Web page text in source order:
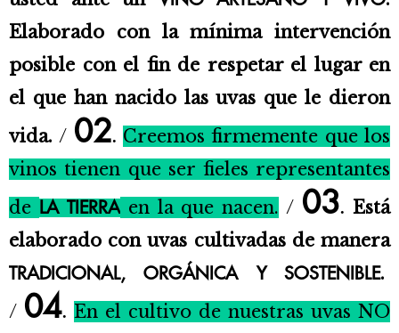
Elaborado con la mínima intervención
posible con el fin de respetar el lugar en
el que han nacido las uvas que le dieron
vida./ 02. Creemos firmemente que los
vinos tienen que ser fieles representantes
de
LA TIERRAen la que nacen. / 03. Está
elaborado con uvas cultivadas de manera
TRADICIONAL, ORGÁNICA Y SOSTENIBLE.
/ 04. En el cultivo de nuestras uvas NO